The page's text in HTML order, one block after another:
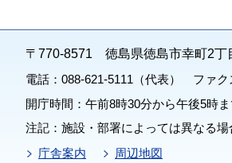
〒770-8571 徳島県徳島市幸町2丁
電話：088-621-5111（代表） ファク
開庁時間：午前8時30分から午後5時
注記：施設・部署によっては異なる
庁舎案内
周辺地図